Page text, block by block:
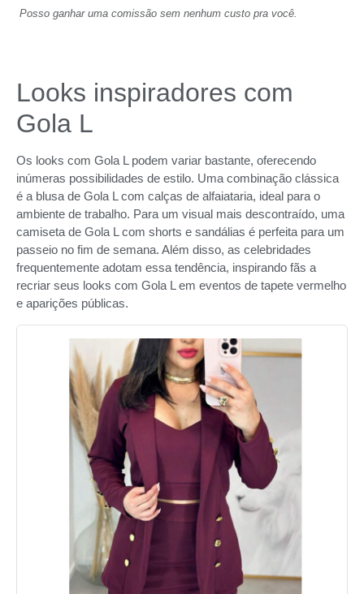
Posso ganhar uma comissão sem nenhum custo pra você.
Looks inspiradores com
Gola L
Os looks com Gola L podem variar bastante, oferecendo
inúmeras possibilidades de estilo. Uma combinação clássica
é a blusa de Gola L com calças de alfaiataria, ideal para o
ambiente de trabalho. Para um visual mais descontraído, uma
camiseta de Gola L com shorts e sandálias é perfeita para um
passeio no fim de semana. Além disso, as celebridades
frequentemente adotam essa tendência, inspirando fãs a
recriar seus looks com Gola L em eventos de tapete vermelho
e aparições públicas.